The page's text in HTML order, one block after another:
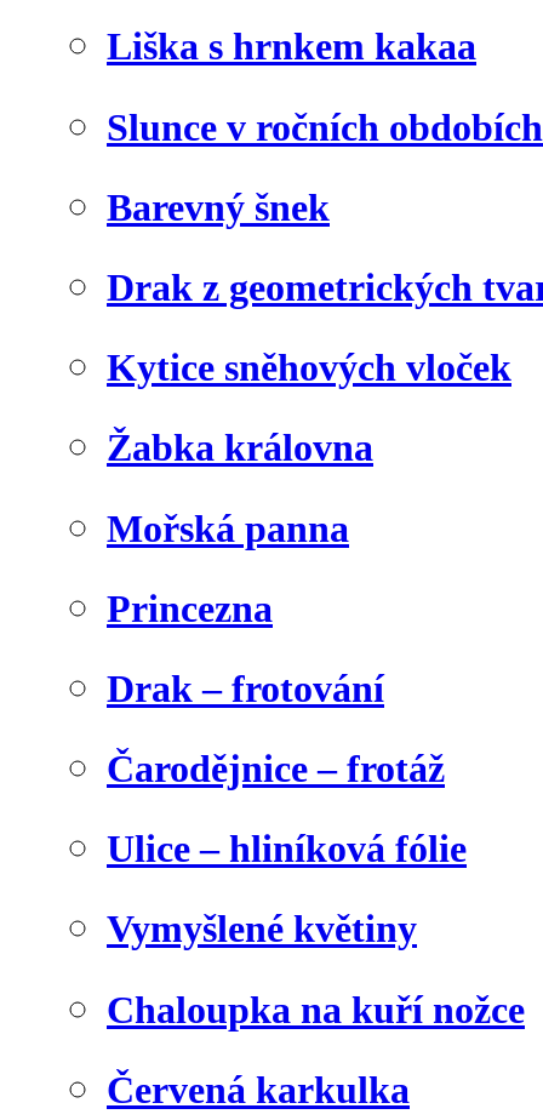
Liška s hrnkem kakaa
Slunce v ročních obdobích
Barevný šnek
Drak z geometrických
Kytice sněhových vloček
Žabka královna
Mořská panna
Princezna
Drak – frotování
Čarodějnice – frotáž
Ulice – hliníková fólie
Vymyšlené květiny
Chaloupka na kuří nožce
Červená karkulka